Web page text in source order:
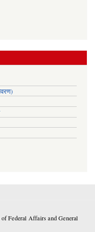
Federal Affairs and General